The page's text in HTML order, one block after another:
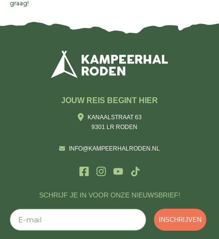
graag!
SCHRIJF JE IN VOOR ONZE NIEUWSBRIEF!
E-mail
INSCHRIJVEN
JOUW REIS BEGINT HIER
KANAALSTRAAT 63
9301 LR RODEN
INFO@KAMPEERHALRODEN.NL